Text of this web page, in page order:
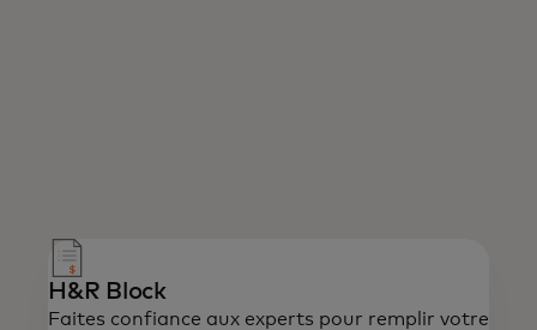
H&R Block
Faites confiance aux experts pour remplir votre